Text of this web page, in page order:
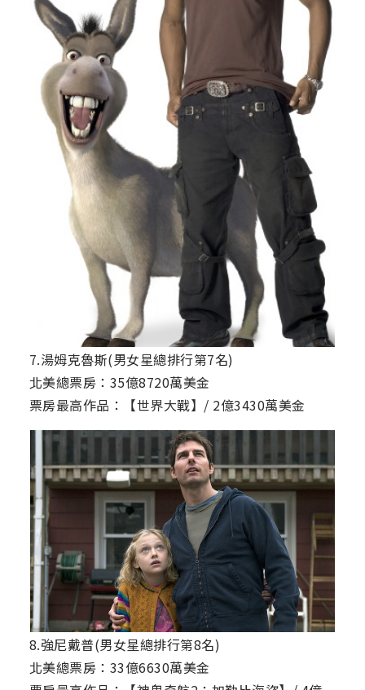
7.湯姆克魯斯(男女星總排行第7名)
北美總票房：35億8720萬美金
票房最高作品：【世界大戰】/ 2億3430萬美金
8.強尼戴普(男女星總排行第8名)
北美總票房：33億6630萬美金